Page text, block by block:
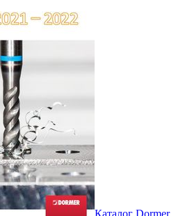
Каталог Dormer